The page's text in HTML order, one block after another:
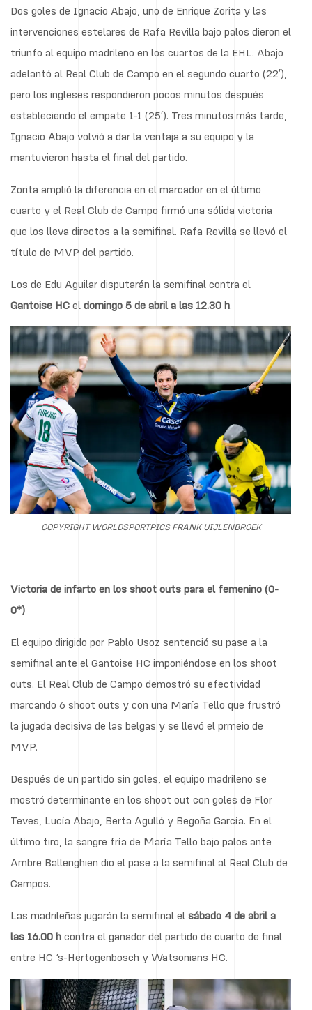
Dos goles de Ignacio Abajo, uno de Enrique Zorita y las
intervenciones estelares de Rafa Revilla bajo palos dieron el
triunfo al equipo madrileño en los cuartos de la EHL. Abajo
adelantó al Real Club de Campo en el segundo cuarto (22′),
pero los ingleses respondieron pocos minutos después
estableciendo el empate 1-1 (25′). Tres minutos más tarde,
Ignacio Abajo volvió a dar la ventaja a su equipo y la
mantuvieron hasta el final del partido.
Zorita amplió la diferencia en el marcador en el último
cuarto y el Real Club de Campo firmó una sólida victoria
que los lleva directos a la semifinal. Rafa Revilla se llevó el
título de MVP del partido.
Los de Edu Aguilar disputarán la semifinal contra el
Gantoise HC el domingo 5 de abril a las 12.30 h.
COPYRIGHT WORLDSPORTPICS FRANK UIJLENBROEK
Victoria de infarto en los shoot outs para el femenino (0-
0*)
El equipo dirigido por Pablo Usoz sentenció su pase a la
semifinal ante el Gantoise HC imponiéndose en los shoot
outs. El Real Club de Campo demostró su efectividad
marcando 6 shoot outs y con una María Tello que frustró
la jugada decisiva de las belgas y se llevó el prmeio de
MVP.
Después de un partido sin goles, el equipo madrileño se
mostró determinante en los shoot out con goles de Flor
Teves, Lucía Abajo, Berta Agulló y Begoña García. En el
último tiro, la sangre fría de María Tello bajo palos ante
Ambre Ballenghien dio el pase a la semifinal al Real Club de
Campos.
Las madrileñas jugarán la semifinal el sábado 4 de abril a
las 16.00 h contra el ganador del partido de cuarto de final
entre HC ‘s-Hertogenbosch y Watsonians HC.